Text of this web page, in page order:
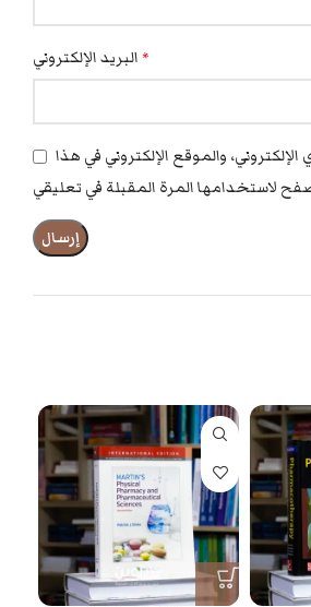
*
والموقع الإلكتروني في هذا